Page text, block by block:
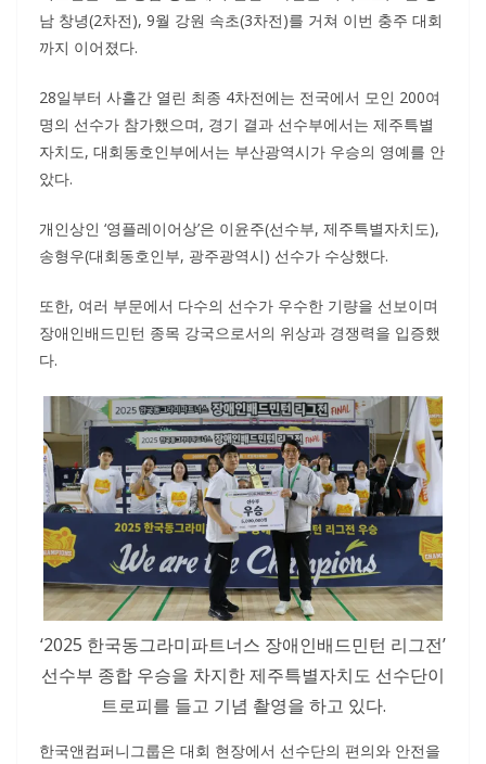
남 창녕(2차전), 9월 강원 속초(3차전)를 거쳐 이번 충주 대회
까지 이어졌다.
28일부터 사흘간 열린 최종 4차전에는 전국에서 모인 200여
명의 선수가 참가했으며, 경기 결과 선수부에서는 제주특별
자치도, 대회동호인부에서는 부산광역시가 우승의 영예를 안
았다.
개인상인 ‘영플레이어상’은 이윤주(선수부, 제주특별자치도),
송형우(대회동호인부, 광주광역시) 선수가 수상했다.
또한, 여러 부문에서 다수의 선수가 우수한 기량을 선보이며
장애인배드민턴 종목 강국으로서의 위상과 경쟁력을 입증했
다.
‘2025 한국동그라미파트너스 장애인배드민턴 리그전’
선수부 종합 우승을 차지한 제주특별자치도 선수단이
트로피를 들고 기념 촬영을 하고 있다.
한국앤컴퍼니그룹은 대회 현장에서 선수단의 편의와 안전을